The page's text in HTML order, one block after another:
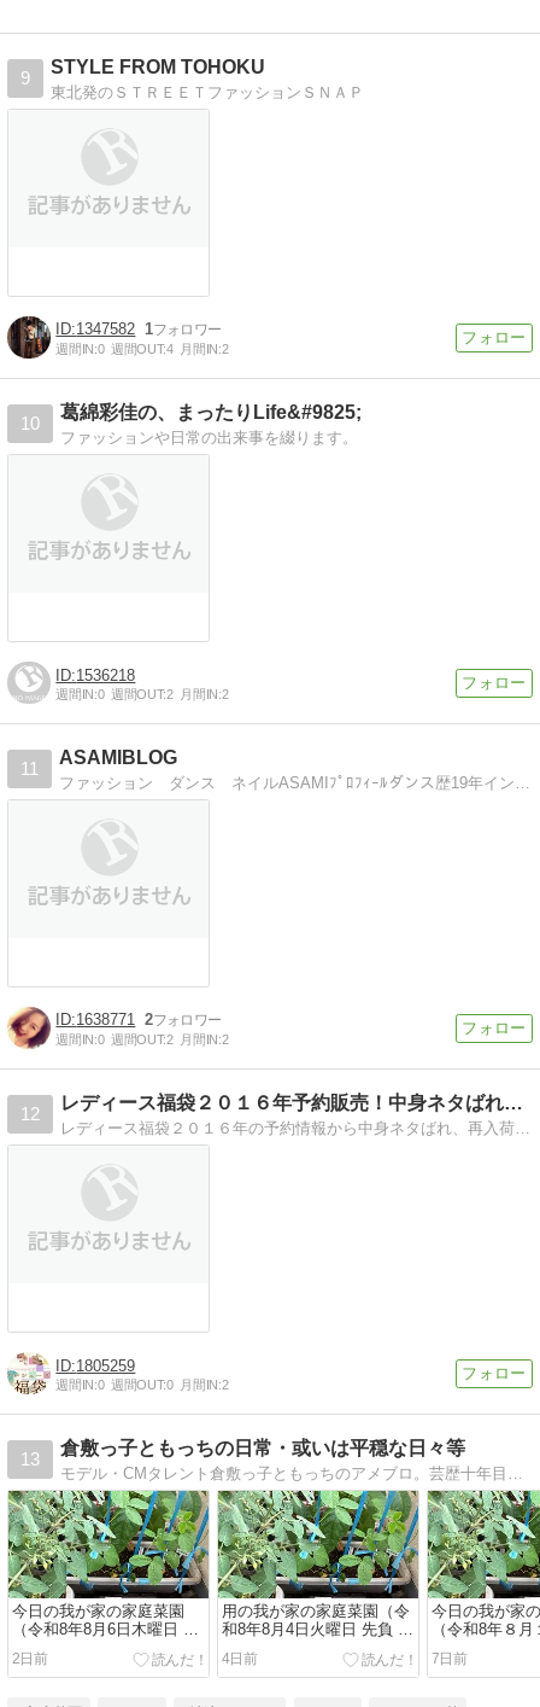
9
STYLE FROM TOHOKU
東北発のＳＴＲＥＥＴファッションＳＮＡＰ
1347582 1
週間IN:0 週間OUT:4 月間IN:2
10
葛綿彩佳の、まったりLife&#9825;
ファッションや日常の出来事を綴ります。
1536218
週間IN:0 週間OUT:2 月間IN:2
11
ASAMIBLOG
ファッション ダンス ネイルASAMIﾌﾟﾛﾌｨｰﾙダンス歴19年インストラクター歴10年
1638771 2
週間IN:0 週間OUT:2 月間IN:2
12
レディース福袋２０１６年予約販売！中身ネタばれ注意！
レディース福袋２０１６年の予約情報から中身ネタばれ、再入荷速報をお届けしています。
1805259
週間IN:0 週間OUT:0 月間IN:2
13
倉敷っ子ともっちの日常・或いは平穏な日々等
モデル・CMタレント倉敷っ子ともっちのアメブロ。芸歴十年目。今まであまり公開していなかった歌唱を、日々練習中ですが、徐々に公開予定。早いロックが好きで、GLAY・X JAPAN・B’z・ポルノグラフィティ等が大好き(*^_^*)。
今日の我が家の家庭菜園
（令和8年8月6日木曜日 大
安 晴天）
2日前
用の我が家の家庭菜園（令
和8年8月4日火曜日 先負 晴
天）
4日前
今日の我が家
（令和8年８
赤口 晴れのち
7日前